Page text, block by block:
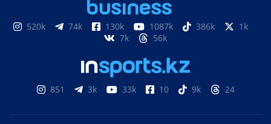
520k 74k 130k 1087k 386k
1k
7k
56k
851 3k 33k 10 9k 24